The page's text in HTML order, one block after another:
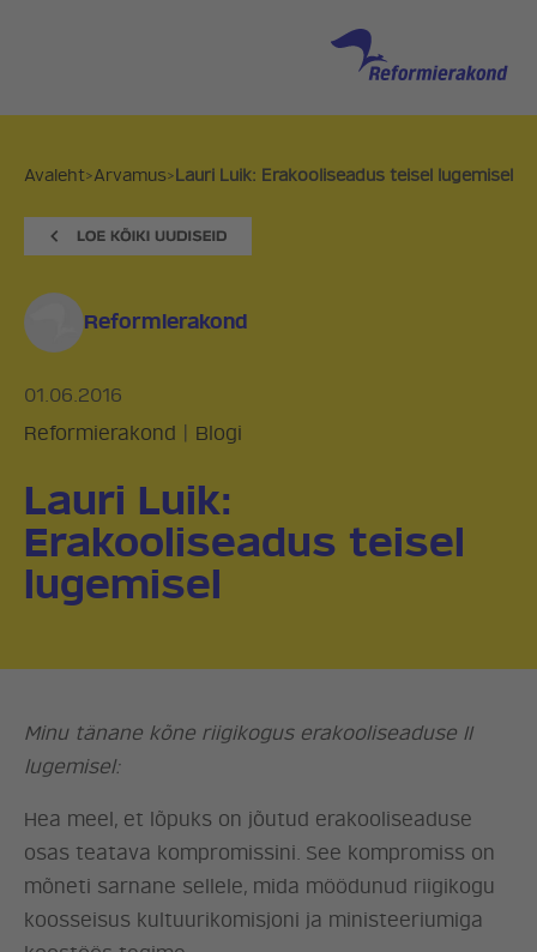
Avaleht>Arvamus>Lauri Luik: Erakooliseadus teisel lugemisel
Reformierakond
01.06.2016
Reformierakond
Blogi
Lauri Luik:
Erakooliseadus teisel
lugemisel
Minu tänane kõne riigikogus erakooliseaduse II
lugemisel:
Hea meel, et lõpuks on jõutud erakooliseaduse
osas teatava kompromissini. See kompromiss on
mõneti sarnane sellele, mida möödunud riigikogu
koosseisus kultuurikomisjoni ja ministeeriumiga